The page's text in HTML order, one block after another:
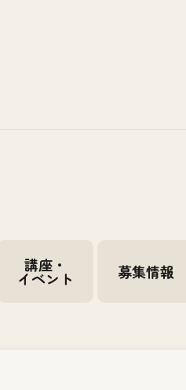
講座・
イベント 募集情報